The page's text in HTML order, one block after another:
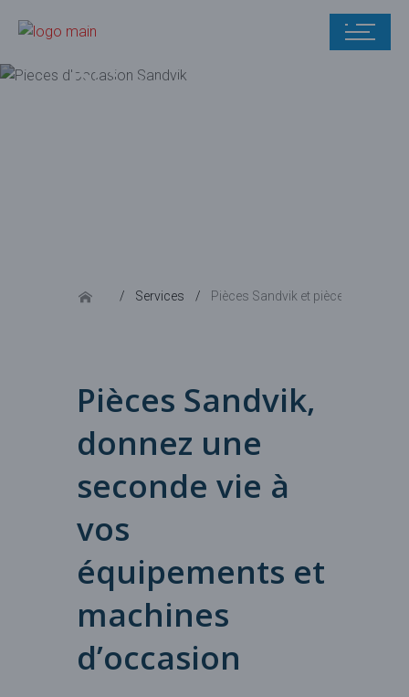
Pièces
Services Pièces Sandvik et pièces minières
Pièces Sandvik,
donnez une
seconde vie à
vos
équipements et
machines
d’occasion